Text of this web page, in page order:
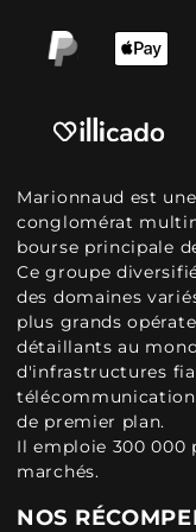
Marionnaud est
conglomérat
bourse principale
Ce groupe
des domaines
plus grands
détaillants au
d'infrastructures
de premier plan.
Il emploie 300 000
marchés.
NOS